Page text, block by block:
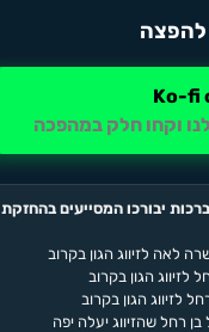
להפצה
וקחו חלק במהפכה
יבורכו המסייעים בהחזקת
לאה לזיווג הגון בקרוב
לזיווג הגון בקרוב
לזיווג הגון בקרוב
בן רחל שהזיווג יעלה יפה